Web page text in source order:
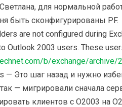
для нормальной
быть сконфигурированы PF.
are not configured during
Outlook 2003 users. These
b/exchange/
— Это шаг назад и нужно
— мигрировали сначала
клиентов с O2003 на